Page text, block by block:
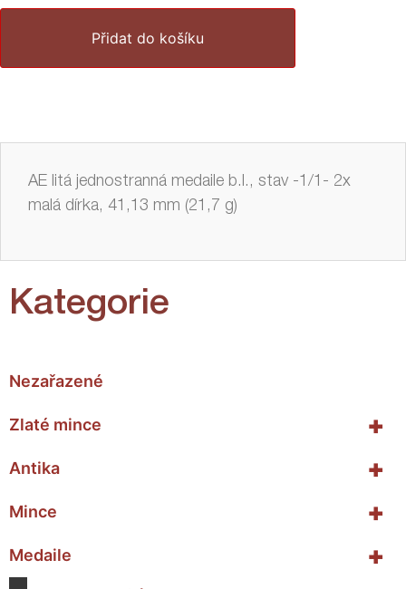
Kategorie
Nezařazené
+
Zlaté mince
+
Antika
+
Mince
+
Medaile
Přidat do košíku
AE litá jednostranná medaile b.l., stav -1/1- 2x
malá dírka, 41,13 mm (21,7 g)